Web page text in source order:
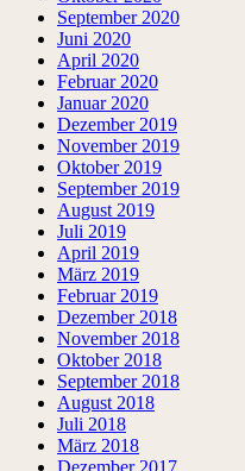
September 2020
Juni 2020
April 2020
Februar 2020
Januar 2020
Dezember 2019
November 2019
Oktober 2019
September 2019
August 2019
Juli 2019
April 2019
März 2019
Februar 2019
Dezember 2018
November 2018
Oktober 2018
September 2018
August 2018
Juli 2018
März 2018